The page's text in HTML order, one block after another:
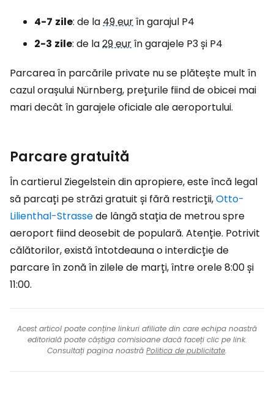
4-7 zile: de la49 eurîn garajul P4
2-3 zile: de la29 eurîn garajele P3 și P4
Parcarea în parcările private nu se plătește mult în
cazul orașului Nürnberg, prețurile fiind de obicei mai
mari decât în garajele oficiale ale aeroportului.
Parcare gratuită
În cartierul Ziegelstein din apropiere, este încă legal
să parcați pe străzi gratuit și fără restricții,Otto-
Lilienthal-Strassede lângă stația de metrou spre
aeroport fiind deosebit de populară. Atenție. Potrivit
călătorilor, există întotdeauna o interdicție de
parcare în zonă în zilele de marți, între orele 8:00 și
11:00.
Acest articol poate conține linkuri afiliate din care echipa noastră
editorială poate câștiga comisioane dacă faceți clic pe link.
Consultați pagina noastră Politica de publicitate.